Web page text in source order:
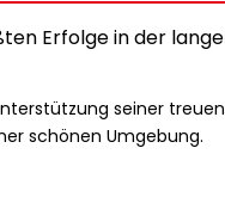
Erfolge in der
seiner
schönen Umgebung.